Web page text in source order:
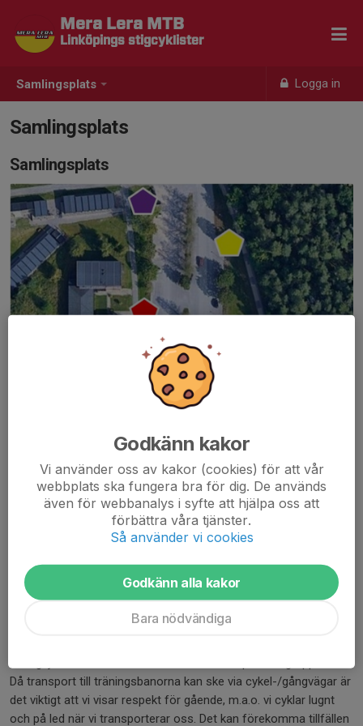
Samlingsplats Logga in
Mera Lera MTB
Linköpings stigcyklister
Samlingsplats
Samlingsplats
Då transport till träningsbanorna kan ske via cykel-/gångvägar är
det viktigt att vi visar respekt för gående, m.a.o. vi cyklar lugnt
och på led när vi transporterar oss. Det kan förekomma tillfällen
Godkänn kakor
Vi använder oss av kakor (cookies) för att vår
webbplats ska fungera bra för dig. De används
även för webbanalys i syfte att hjälpa oss att
förbättra våra tjänster.
Så använder vi cookies
Godkänn alla kakor
Bara nödvändiga